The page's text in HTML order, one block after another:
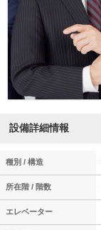
設備詳細情報
種別 / 構造
所在階 / 階数
エレベーター